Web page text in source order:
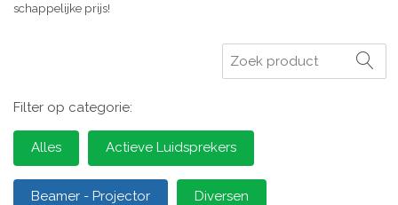
schappelijke prijs!
Zoeken
Filter op categorie:
Alles Actieve Luidsprekers
Beamer - Projector Diversen